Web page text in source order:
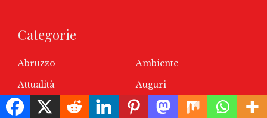
Categorie
Abruzzo
Ambiente
Attualità
Auguri
Business
Calcio